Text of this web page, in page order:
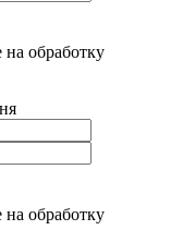
обработку
обработку